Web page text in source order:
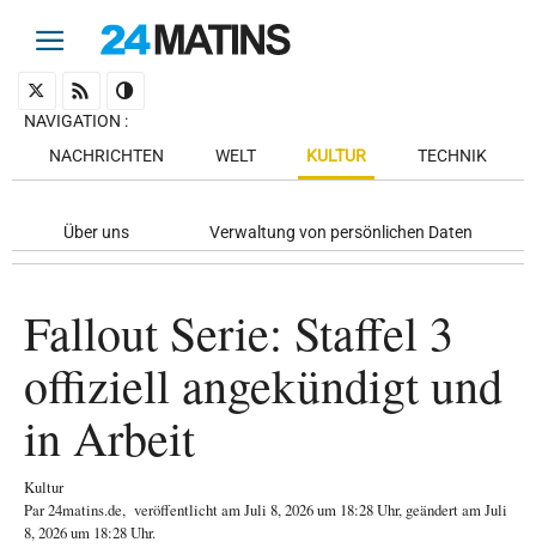
NAVIGATION :
NACHRICHTEN
WELT KULTUR TECHNIK
Über uns Verwaltung von persönlichen Daten
Fallout Serie: Staffel 3
offiziell angekündigt und
in Arbeit
Kultur
Par24matins.de, veröffentlicht amJuli 8, 2026um 18:28 Uhr, geändert am Juli
8, 2026 um 18:28 Uhr.